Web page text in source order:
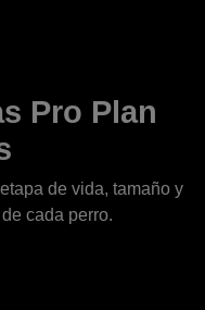
Pro Plan
de vida, tamaño y
cada perro.